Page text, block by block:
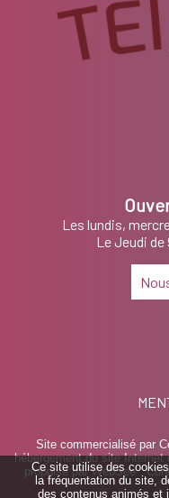
Les lundis,
Le Jeudi de
Site commercialisé par
hébergement du site Internet
propulsé par WebSee-
Ce site utilise des
la fréquentation du site,
des contenus animés et